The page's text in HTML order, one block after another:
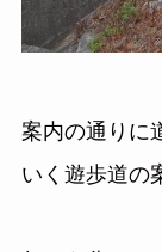
案内の通りに
いく遊歩道の